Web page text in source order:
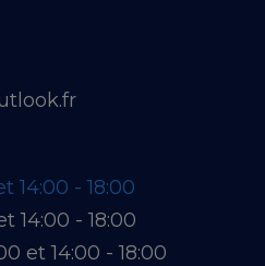
14:00 - 18:00
14:00 - 18:00
et 14:00 - 18:00